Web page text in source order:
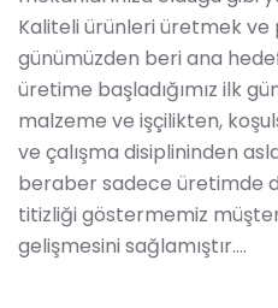
Kaliteli ürünleri üretmek ve
günümüzden beri ana
üretime başladığımız ilk
malzeme ve işçilikten,
ve çalışma disiplininden
beraber sadece üretimde
titizliği göstermemiz
gelişmesini sağlamıştır….